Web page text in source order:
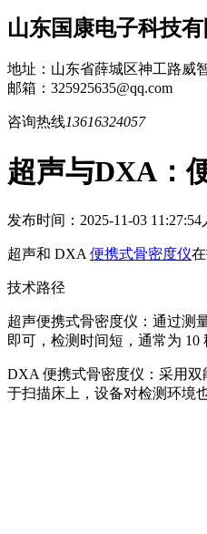
山东国康电子科技有
地址：山东省薛城区神工路威
邮箱：325925635@qq.com
咨询热线13616324057
超声与DXA：
发布时间：2025-11-03 11:27:54
超声和 DXA 便携式骨密度仪
技术路径
超声便携式骨密度仪：通过测
即可，检测时间短，通常为 10
DXA 便携式骨密度仪：采用
于扫描床上，设备对检测环境